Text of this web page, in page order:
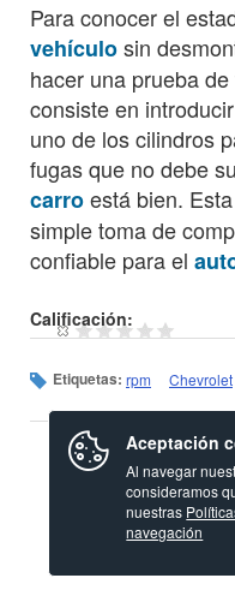
Para conocer el
vehículosin
hacer una prueba
consiste en
uno de los cilindros
fugas que no debe
carroestá bien.
simple toma de
confiable para el
Calificación:
Etiquetas: rpm Chevrolet
Aceptación
Al navegar
consideramos
nuestras
navegación